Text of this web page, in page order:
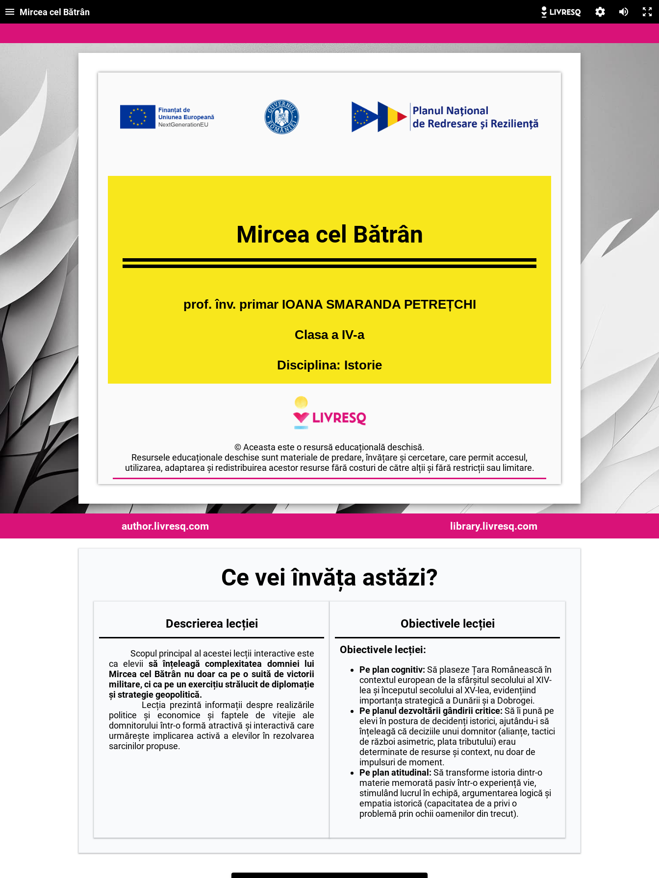
Mircea cel Bătrân
Mircea cel Bătrân
prof. înv. primar IOANA SMARANDA PETREȚCHI
Clasa a IV-a
Disciplina: Istorie
© Aceasta este o resursă educațională deschisă.
Resursele educaționale deschise sunt materiale de predare, învățare și cercetare, care permit accesul,
utilizarea, adaptarea și redistribuirea acestor resurse fără costuri de către alții și fără restricții sau limitare.
author.livresq.com library.livresq.com
Ce vei învăța astăzi?
Descrierea lecției
Scopul principal al acestei lecții interactive este
ca elevii să înțeleagă complexitatea domniei lui
Mircea cel Bătrân nu doar ca pe o suită de victorii
militare, ci ca pe un exercițiu strălucit de diplomație
și strategie geopolitică.
Lecția prezintă informații despre realizările
politice și economice și faptele de vitejie ale
domnitorului într-o formă atractivă și interactivă care
urmărește implicarea activă a elevilor în rezolvarea
sarcinilor propuse.
Obiectivele lecției
Obiectivele lecției:
Pe plan cognitiv: Să plaseze Țara Românească în
contextul european de la sfârșitul secolului al XIV-
lea și începutul secolului al XV-lea, evidențiind
importanța strategică a Dunării și a Dobrogei.
Pe planul dezvoltării gândirii critice: Să îi pună pe
elevi în postura de decidenți istorici, ajutându-i să
înțeleagă că deciziile unui domnitor (alianțe, tactici
de război asimetric, plata tributului) erau
determinate de resurse și context, nu doar de
impulsuri de moment.
Pe plan atitudinal: Să transforme istoria dintr-o
materie memorată pasiv într-o experiență vie,
stimulând lucrul în echipă, argumentarea logică și
empatia istorică (capacitatea de a privi o
problemă prin ochii oamenilor din trecut).